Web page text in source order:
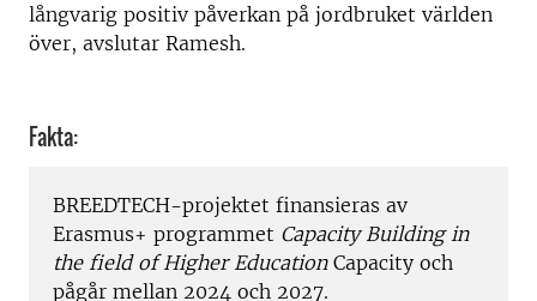
långvarig positiv påverkan på jordbruket världen
över, avslutar Ramesh.
Fakta:
BREEDTECH-projektet finansieras av
Erasmus+ programmet Capacity Building in
the field of Higher EducationCapacity och
pågår mellan 2024 och 2027.